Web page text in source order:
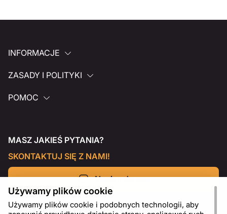
INFORMACJE
ZASADY I POLITYKI
POMOC
MASZ JAKIEŚ PYTANIA?
SKONTAKTUJ SIĘ Z NAMI!
Napisz do nas
Używamy plików cookie
Używamy plików cookie i podobnych technologii, aby